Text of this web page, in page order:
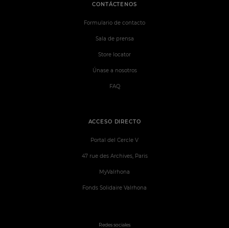
ACCESO DIRECTO
Portal del Cercle V
47 rue des Archives, Paris
MyValrhona
Fonds Solidaire Valrhona
CONTÁCTENOS
Formulario de contacto
Sala de prensa
Store locator
Únase a nosotros
FAQ
Redes sociales